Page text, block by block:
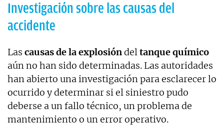
Investigación sobre las causas del
accidente
Las causas de la explosióndeltanque químico
aún no han sido determinadas. Las autoridades
han abierto una investigación para esclarecer lo
ocurrido y determinar si el siniestro pudo
deberse a un fallo técnico, un problema de
mantenimiento o un error operativo.